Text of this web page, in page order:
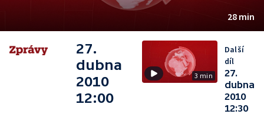
28 min
27.
dubna
2010
12:00
3 min
Další
díl
27.
dubna
2010
12:30